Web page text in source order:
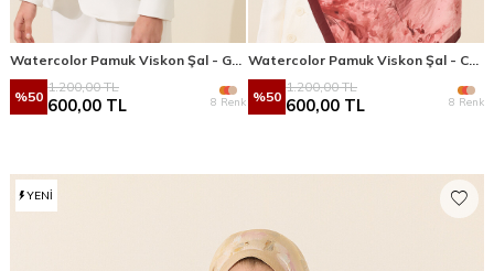
%50
1.200,00TL
600,00 TL 8 Renk %50
1.200,00TL
600,00 TL 8 Renk
YENI